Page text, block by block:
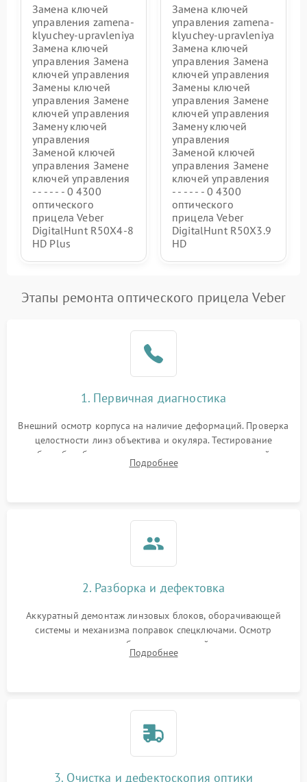
Замена ключей
управления zamena-
klyuchey-upravleniya
Замена ключей
управления Замена
ключей управления
Замены ключей
управления Замене
ключей управления
Замену ключей
управления
Заменой ключей
управления Замене
ключей управления
- - - - - - 0 4300
оптического
прицела Veber
DigitalHunt R50X4-8
HD Plus
Замена ключей
управления zamena-
klyuchey-upravleniya
Замена ключей
управления Замена
ключей управления
Замены ключей
управления Замене
ключей управления
Замену ключей
управления
Заменой ключей
управления Замене
ключей управления
- - - - - - 0 4300
оптического
прицела Veber
DigitalHunt R50X3.9
HD
Этапы ремонта оптического прицела Veber
1. Первичная диагностика
Внешний осмотр корпуса на наличие деформаций. Проверка
целостности линз объектива и окуляра. Тестирование
работы барабанчиков ввода поправок, кольца отстройки
параллакса и зума. Выявление сколов, внутренних
Подробнее
2. Разборка и дефектовка
Аккуратный демонтаж линзовых блоков, оборачивающей
системы и механизма поправок спецключами. Осмотр
внутренних резьбовых соединений, пружин и
уплотнительных колец. Поиск причин люфта, смещения
Подробнее
3. Очистка и дефектоскопия оптики